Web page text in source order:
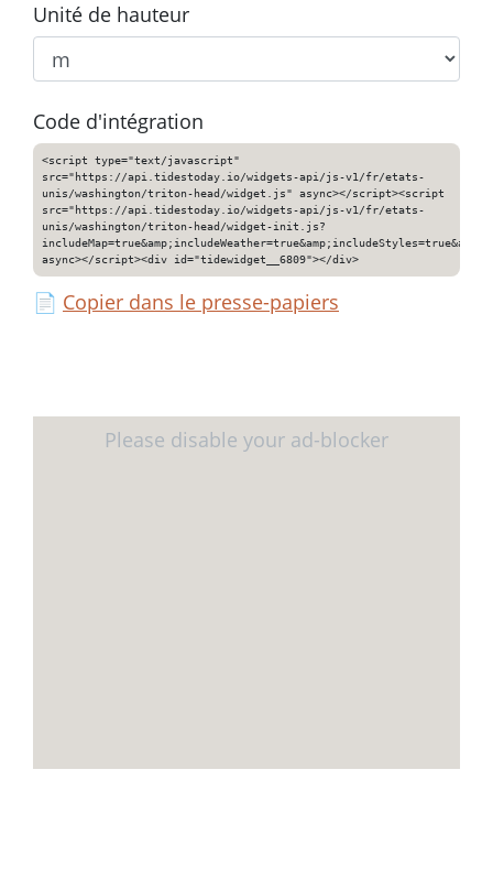
Unité de hauteur
Code d'intégration
<script type="text/javascript"
src="https://api.tidestoday.io/widgets-api/js-v1/fr/etats-
unis/washington/triton-head/widget.js" async></script><script
src="https://api.tidestoday.io/widgets-api/js-v1/fr/etats-
unis/washington/triton-head/widget-init.js?
async></script><div id="tidewidget__6809"></div>
📄 Copier dans le presse-papiers